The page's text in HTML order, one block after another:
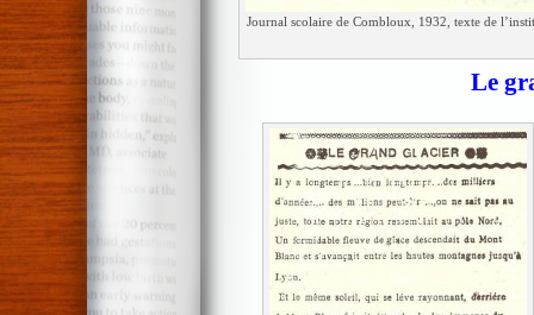
Journal scolaire de Combloux, 1932, texte de
Le